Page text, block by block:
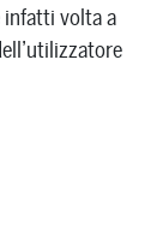
infatti volta a